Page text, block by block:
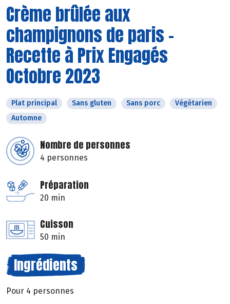
Crème brûlée aux
champignons de paris -
Recette à Prix Engagés
Octobre 2023
Plat principal Sans gluten Sans porc
Végétarien
Automne
Nombre de personnes
4 personnes
Préparation
20 min
Cuisson
50 min
Ingrédients
Pour 4 personnes